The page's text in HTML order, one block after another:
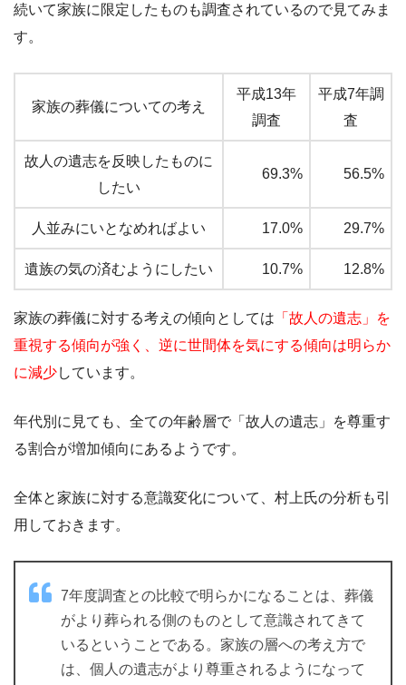
続いて家族に限定したものも調査されているので見てみま
す。
家族の葬儀についての考え
平成13年
調査
平成7年調
査
故人の遺志を反映したものに
したい
69.3% 56.5%
人並みにいとなめればよい 17.0% 29.7%
遺族の気の済むようにしたい 10.7% 12.8%
家族の葬儀に対する考えの傾向としては 「故人の遺志」を
重視する傾向が強く、逆に世間体を気にする傾向は明らか
に減少しています。
年代別に見ても、全ての年齢層で「故人の遺志」を尊重す
る割合が増加傾向にあるようです。
全体と家族に対する意識変化について、村上氏の分析も引
用しておきます。
7年度調査との比較で明らかになることは、葬儀
がより葬られる側のものとして意識されてきて
いるということである。家族の層への考え方で
は、個人の遺志がより尊重されるようになって